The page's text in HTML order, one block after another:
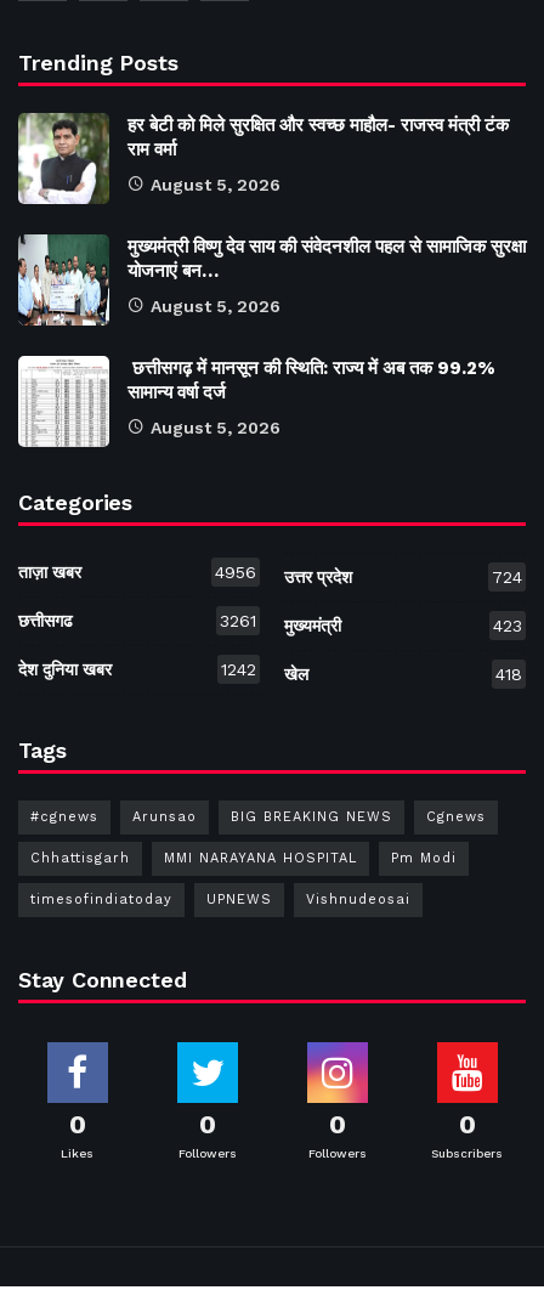
Trending Posts
हर बेटी को मिले सुरक्षित और स्वच्छ माहौल- राजस्व मंत्री टंक
राम वर्मा
August 5, 2026
मुख्यमंत्री विष्णु देव साय की संवेदनशील पहल से सामाजिक सुरक्षा
योजनाएं बन…
August 5, 2026
छत्तीसगढ़ में मानसून की स्थिति: राज्य में अब तक 99.2%
सामान्य वर्षा दर्ज
August 5, 2026
Categories
ताज़ा खबर 4956
छत्तीसगढ 3261
देश दुनिया खबर 1242
उत्तर प्रदेश 724
मुख्यमंत्री 423
खेल 418
Tags
#cgnews Arunsao BIG BREAKING NEWS Cgnews
Chhattisgarh MMI NARAYANA HOSPITAL Pm Modi
timesofindiatoday UPNEWS Vishnudeosai
Stay Connected
0
Likes
0
Followers
0
Followers
0
Subscribers